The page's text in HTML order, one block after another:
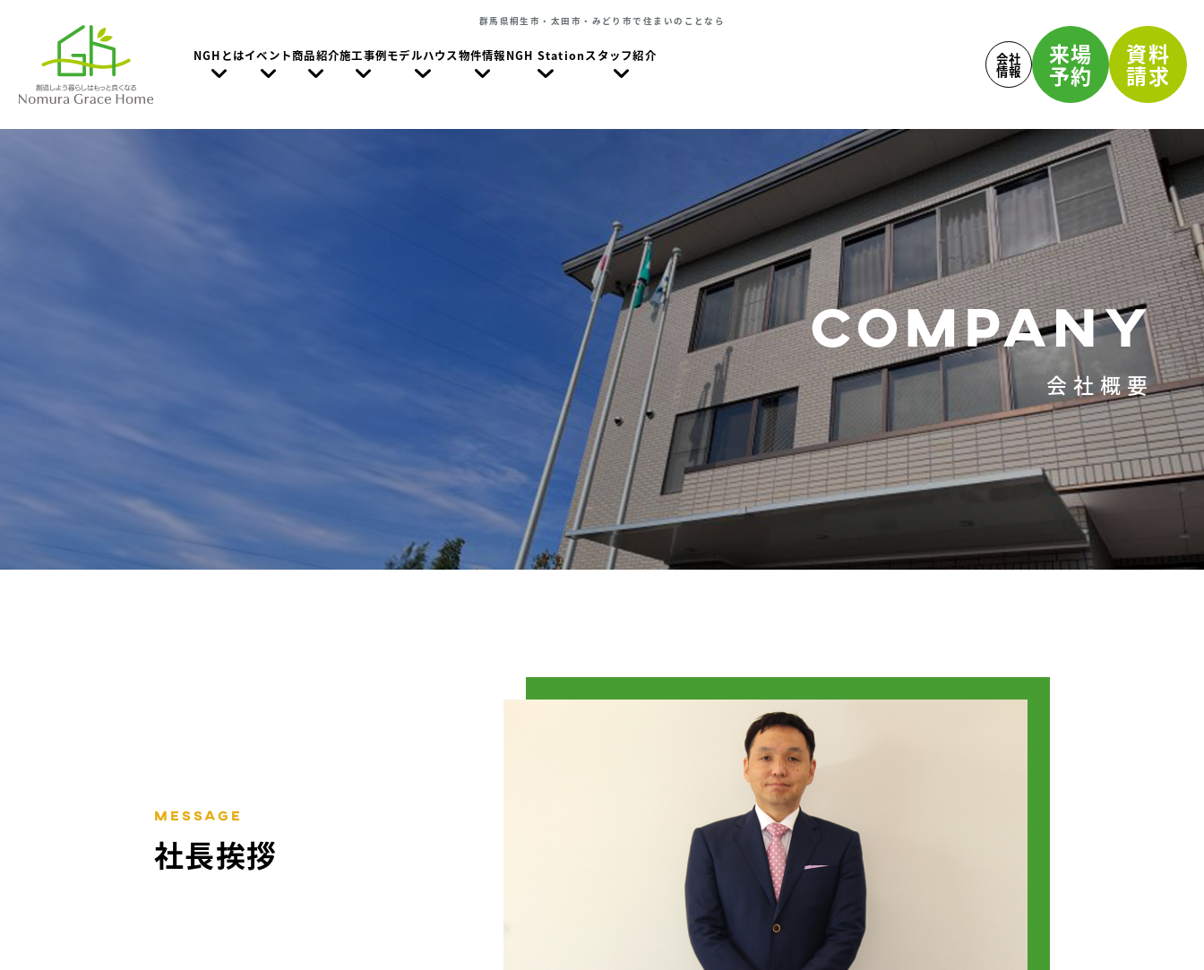
群馬県桐生市・太田市・みどり市で住まいのことなら
NGHとは
Nomura Grace Homeの想い
家づくりの特徴
イベント商品紹介施工事例モデルハウス物件情報NGH Stationスタッフ紹介 会社
情報
来場
予約
資料
請求
COMPANY
会社概要
MESSAGE
社長挨拶